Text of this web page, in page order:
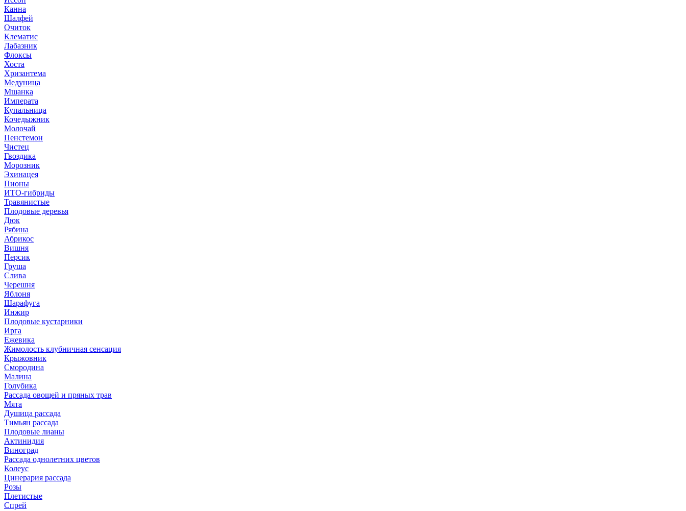
Канна
Шалфей
Очиток
Клематис
Лабазник
Флоксы
Хоста
Хризантема
Медуница
Мшанка
Императа
Купальница
Кочедыжник
Молочай
Пенстемон
Чистец
Гвоздика
Морозник
Эхинацея
Пионы
ИТО-гибриды
Травянистые
Плодовые деревья
Дюк
Рябина
Абрикос
Вишня
Персик
Груша
Слива
Черешня
Яблоня
Шарафуга
Инжир
Плодовые кустарники
Ирга
Ежевика
Жимолость клубничная сенсация
Крыжовник
Смородина
Малина
Голубика
Рассада овощей и пряных трав
Мята
Душица рассада
Тимьян рассада
Плодовые лианы
Актинидия
Виноград
Рассада однолетних цветов
Колеус
Цинерария рассада
Розы
Плетистые
Спрей